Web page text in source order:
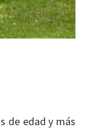
de edad y más